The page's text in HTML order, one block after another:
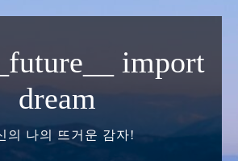
import
dream
의 나의 뜨거운 감자!